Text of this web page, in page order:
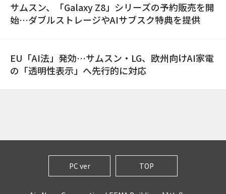
サムスン、「Galaxy Z8」シリーズの予約販売を開
始…ダブルストレージやAIサブスク特典を提供
EU「AI法」発効…サムスン・LG、欧州向けAI家電
の「透明性表示」へ先行的に対応
PC ver TOP